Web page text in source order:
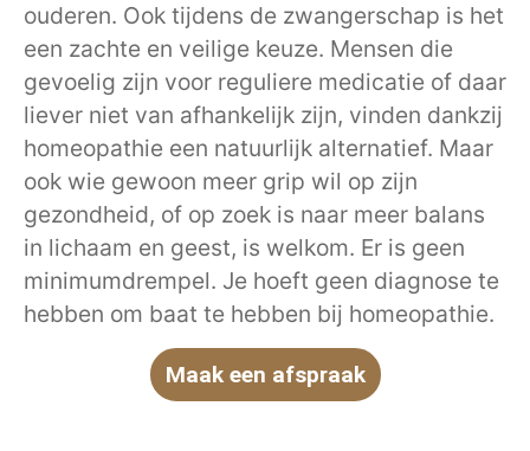
ouderen. Ook tijdens de zwangerschap is het
een zachte en veilige keuze. Mensen die
gevoelig zijn voor reguliere medicatie of daar
liever niet van afhankelijk zijn, vinden dankzij
homeopathie een natuurlijk alternatief. Maar
ook wie gewoon meer grip wil op zijn
gezondheid, of op zoek is naar meer balans
in lichaam en geest, is welkom. Er is geen
minimumdrempel. Je hoeft geen diagnose te
hebben om baat te hebben bij homeopathie.
Maak een afspraak